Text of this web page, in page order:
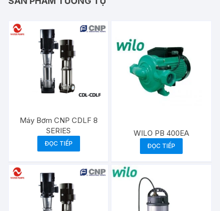
Máy Bơm CNP CDLF 8
SERIES
ĐỌC TIẾP
WILO PB 400EA
ĐỌC TIẾP